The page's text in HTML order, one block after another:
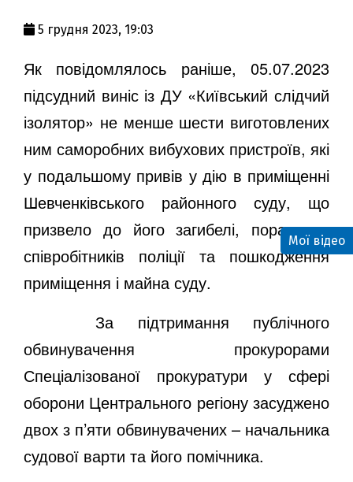
5 грудня 2023, 19:03
Як повідомлялось раніше, 05.07.2023
підсудний виніс із ДУ «Київський слідчий
ізолятор» не менше шести виготовлених
ним саморобних вибухових пристроїв, які
у подальшому привів у дію в приміщенні
Шевченківського районного суду, що
призвело до його загибелі, поранення
співробітників поліції та пошкодження
приміщення і майна суду.
За підтримання публічного
обвинувачення прокурорами
Спеціалізованої прокуратури у сфері
оборони Центрального регіону засуджено
двох з п’яти обвинувачених – начальника
судової варти та його помічника.
Мої відео